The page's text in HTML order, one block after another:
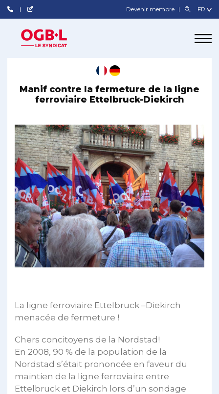
Devenir membre
Manif contre la fermeture de la ligne
ferroviaire Ettelbruck-Diekirch
La ligne ferroviaire Ettelbruck –Diekirch
menacée de fermeture !
Chers concitoyens de la Nordstad!
En 2008, 90 % de la population de la
Nordstad s’était prononcée en faveur du
maintien de la ligne ferroviaire entre
Ettelbruck et Diekirch lors d’un sondage